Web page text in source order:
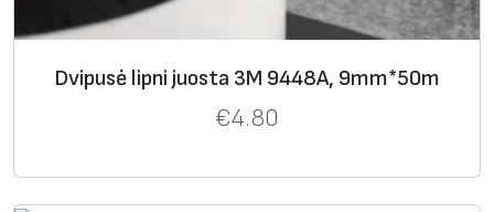
Dvipusė lipni juosta 3M 9448A, 9mm*50m
€4.80